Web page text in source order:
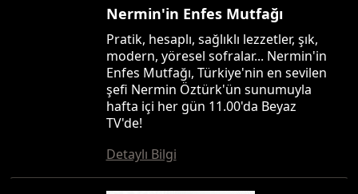
Nermin'in Enfes Mutfağı
Pratik, hesaplı, sağlıklı lezzetler, şık,
modern, yöresel sofralar... Nermin'in
Enfes Mutfağı, Türkiye'nin en sevilen
şefi Nermin Öztürk'ün sunumuyla
hafta içi her gün 11.00'da Beyaz
TV'de!
Detaylı Bilgi